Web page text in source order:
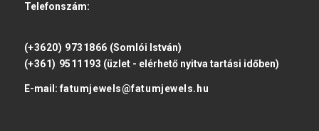
Telefonszám:
(+3620) 9731866 (Somlói István)
(+361) 9511193 (üzlet - elérhető nyitva tartási időben)
E-mail: fatumjewels@fatumjewels.hu